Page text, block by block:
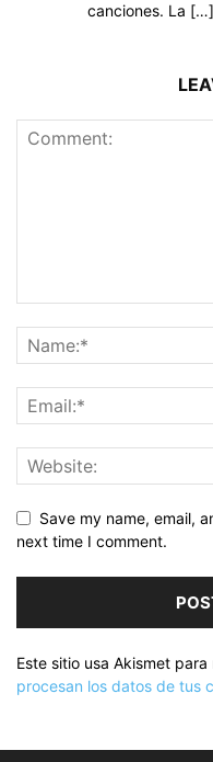
canciones. La […]
Save my name, email,
next time I comment.
Este sitio usa Akismet
procesan los datos de tus